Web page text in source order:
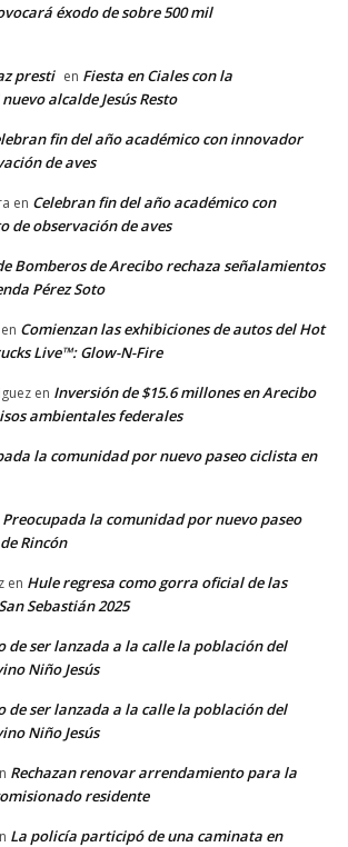
éxodo de sobre 500 mil
presti en Fiesta en Ciales con la
alcalde Jesús Resto
fin del año académico con innovador
de aves
en Celebran fin del año académico con
de observación de aves
Bomberos de Arecibo rechaza señalamientos
Pérez Soto
en Comienzan las exhibiciones de autos del Hot
Live™: Glow-N-Fire
en Inversión de $15.6 millones en Arecibo
ambientales federales
la comunidad por nuevo paseo ciclista en
Preocupada la comunidad por nuevo paseo
Rincón
en Hule regresa como gorra oficial de las
Sebastián 2025
de ser lanzada a la calle la población del
Niño Jesús
de ser lanzada a la calle la población del
Niño Jesús
Rechazan renovar arrendamiento para la
residente
La policía participó de una caminata en